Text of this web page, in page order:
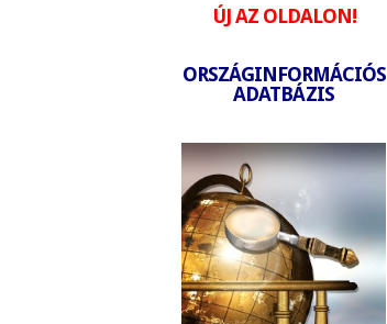
ÚJ AZ OLDALON!
ORSZÁGINFORMÁCIÓS
ADATBÁZIS